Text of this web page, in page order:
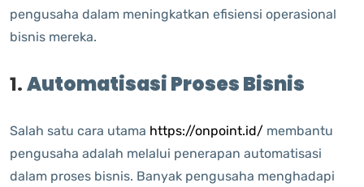
pengusaha dalam meningkatkan efisiensi operasional
bisnis mereka.
1.Automatisasi Proses Bisnis
Salah satu cara utama https://onpoint.id/ membantu
pengusaha adalah melalui penerapan automatisasi
dalam proses bisnis. Banyak pengusaha menghadapi